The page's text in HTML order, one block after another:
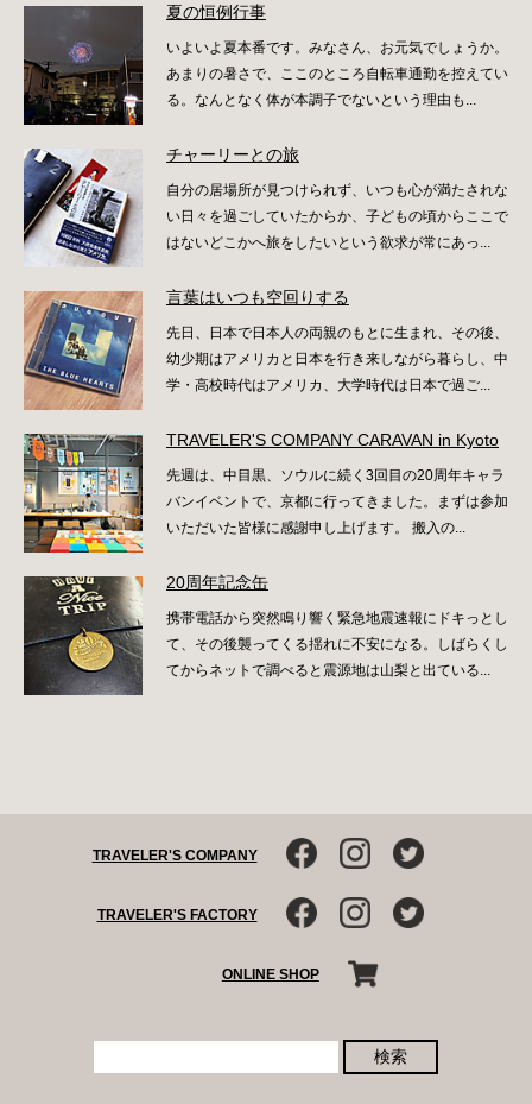
夏の恒例行事
いよいよ夏本番です。みなさん、お元気でしょうか。
あまりの暑さで、ここのところ自転車通勤を控えてい
る。なんとなく体が本調子でないという理由も...
チャーリーとの旅
自分の居場所が見つけられず、いつも心が満たされな
い日々を過ごしていたからか、子どもの頃からここで
はないどこかへ旅をしたいという欲求が常にあっ...
言葉はいつも空回りする
先日、日本で日本人の両親のもとに生まれ、その後、
幼少期はアメリカと日本を行き来しながら暮らし、中
学・高校時代はアメリカ、大学時代は日本で過ご...
TRAVELER'S COMPANY CARAVAN in Kyoto
先週は、中目黒、ソウルに続く3回目の20周年キャラ
バンイベントで、京都に行ってきました。まずは参加
いただいた皆様に感謝申し上げます。 搬入の...
20周年記念缶
携帯電話から突然鳴り響く緊急地震速報にドキっとし
て、その後襲ってくる揺れに不安になる。しばらくし
てからネットで調べると震源地は山梨と出ている...
TRAVELER'S COMPANY
TRAVELER'S FACTORY
ONLINE SHOP
検索